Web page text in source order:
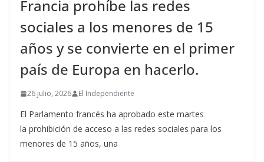
Francia prohíbe las redes
sociales a los menores de 15
años y se convierte en el primer
país de Europa en hacerlo.
26 julio, 2026 El Independiente
El Parlamento francés ha aprobado este martes
la prohibición de acceso a las redes sociales para los
menores de 15 años, una